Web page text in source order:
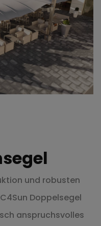
und robusten
Doppelsegel
anspruchsvolles